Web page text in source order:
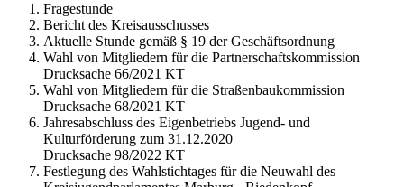
Fragestunde
Bericht des Kreisausschusses
Aktuelle Stunde gemäß § 19 der Geschäftsordnung
Wahl von Mitgliedern für die Partnerschaftskommission
Drucksache 66/2021 KT
Wahl von Mitgliedern für die Straßenbaukommission
Drucksache 68/2021 KT
Jahresabschluss des Eigenbetriebs Jugend- und
Kulturförderung zum 31.12.2020
Drucksache 98/2022 KT
Festlegung des Wahlstichtages für die Neuwahl des